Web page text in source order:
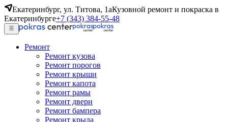
Екатеринбург, ул. Титова, 1аКузовной ремонт и покраска в
Екатеринбурге+7 (343) 384-55-48
Ремонт
Ремонт кузова
Ремонт порогов
Ремонт крыши
Ремонт капота
Ремонт рамы
Ремонт двери
Ремонт бампера
Ремонт крыла